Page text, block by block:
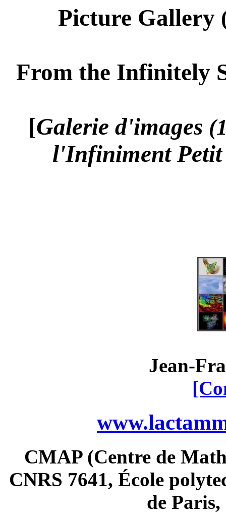
Picture Gallery
From the Infinitely
[Galerie d'images
l'Infiniment
Jean-
CMAP (Centre de
CNRS 7641, École
de